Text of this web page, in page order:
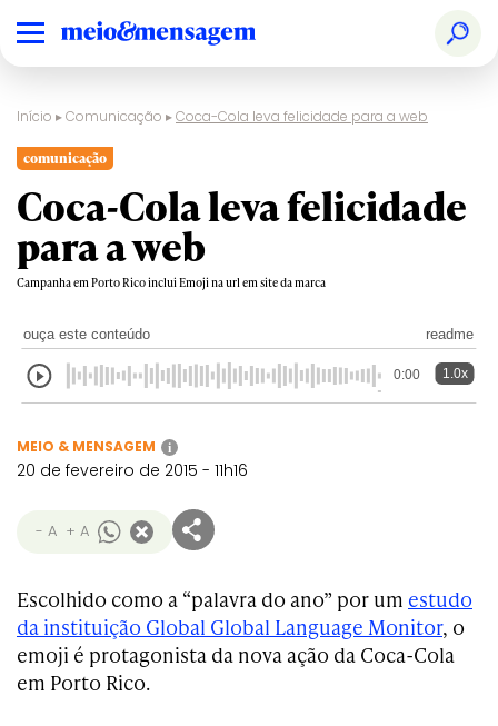
Início ▸Comunicação ▸Coca-Cola leva felicidade para a web
comunicação
Coca-Cola leva felicidade
para a web
Campanha em Porto Rico inclui Emoji na url em site da marca
ouça este conteúdo readme
0:00 1.0x
MEIO & MENSAGEM i
20 de fevereiro de 2015 - 11h16
- A + A
Escolhido como a “palavra do ano” por um estudo
da instituição Global Global Language Monitor, o
emoji é protagonista da nova ação da Coca-Cola
em Porto Rico.